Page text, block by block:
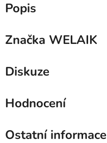
Popis
Značka WELAIK
Diskuze
Hodnocení
Ostatní informace